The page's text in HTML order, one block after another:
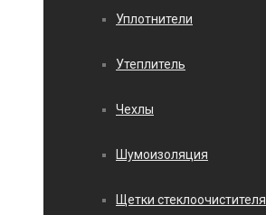
Уплотнители
Утеплитель
Чехлы
Шумоизоляция
Щетки стеклоочистителя